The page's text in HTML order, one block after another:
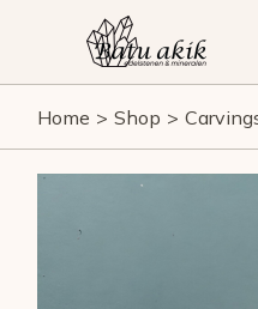
Home Shop